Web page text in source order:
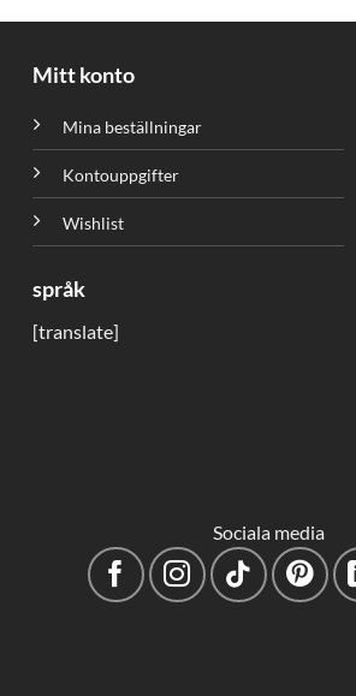
Mitt konto
Mina beställningar
Kontouppgifter
Wishlist
språk
[translate]
Sociala media